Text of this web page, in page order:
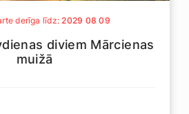
derīga līdz:2029 08 09
diviem Mārcienas
muižā